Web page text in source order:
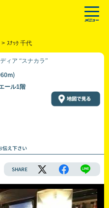
> ｽﾅｯｸ 千代
ィア “スナカラ”
ール1階
伝え下さい
SHARE